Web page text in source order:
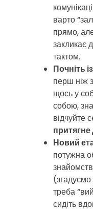
варто
прямо,
закликає
тактом.
Почніть
перш ніж
щось у
собою,
відчуйте
Новий
потужна
(згадуємо
треба
сидіть